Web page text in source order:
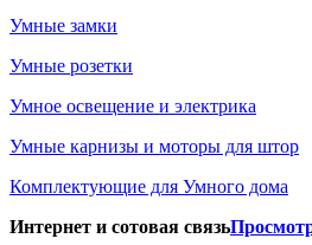
Умные замки
Умные розетки
Умное освещение и электрика
Умные карнизы и моторы для штор
Комплектующие для Умного дома
Интернет и сотовая связь